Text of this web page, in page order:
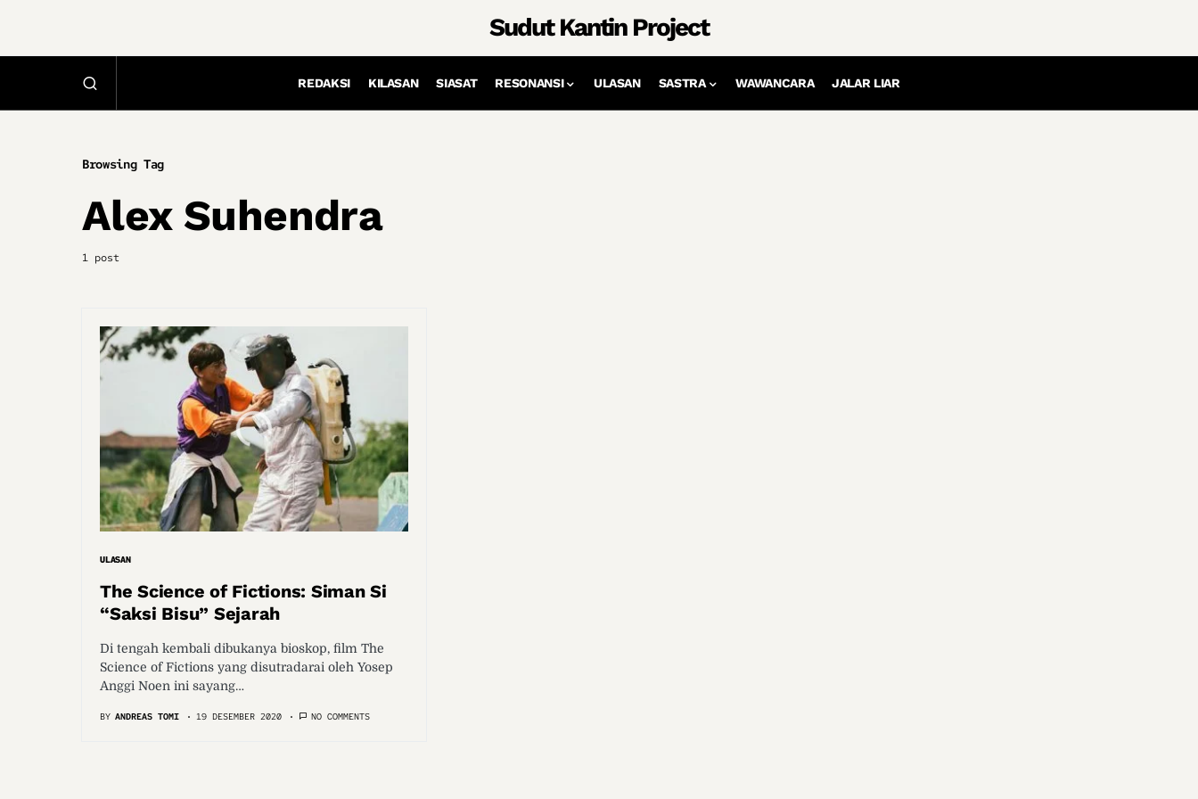
Sudut Kantin Project
REDAKSI KILASAN SIASAT RESONANSI ULASAN SASTRA WAWANCARA JALAR LIAR
Browsing Tag
Alex Suhendra
1 post
ULASAN
The Science of Fictions: Siman Si
“Saksi Bisu” Sejarah
Di tengah kembali dibukanya bioskop, film The
Science of Fictions yang disutradarai oleh Yosep
Anggi Noen ini sayang…
BY ANDREAS TOMI 19 DESEMBER 2020 NO COMMENTS